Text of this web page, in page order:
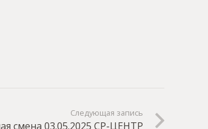
Следующая запись
смена 03.05.2025 СР-ЦЕНТР